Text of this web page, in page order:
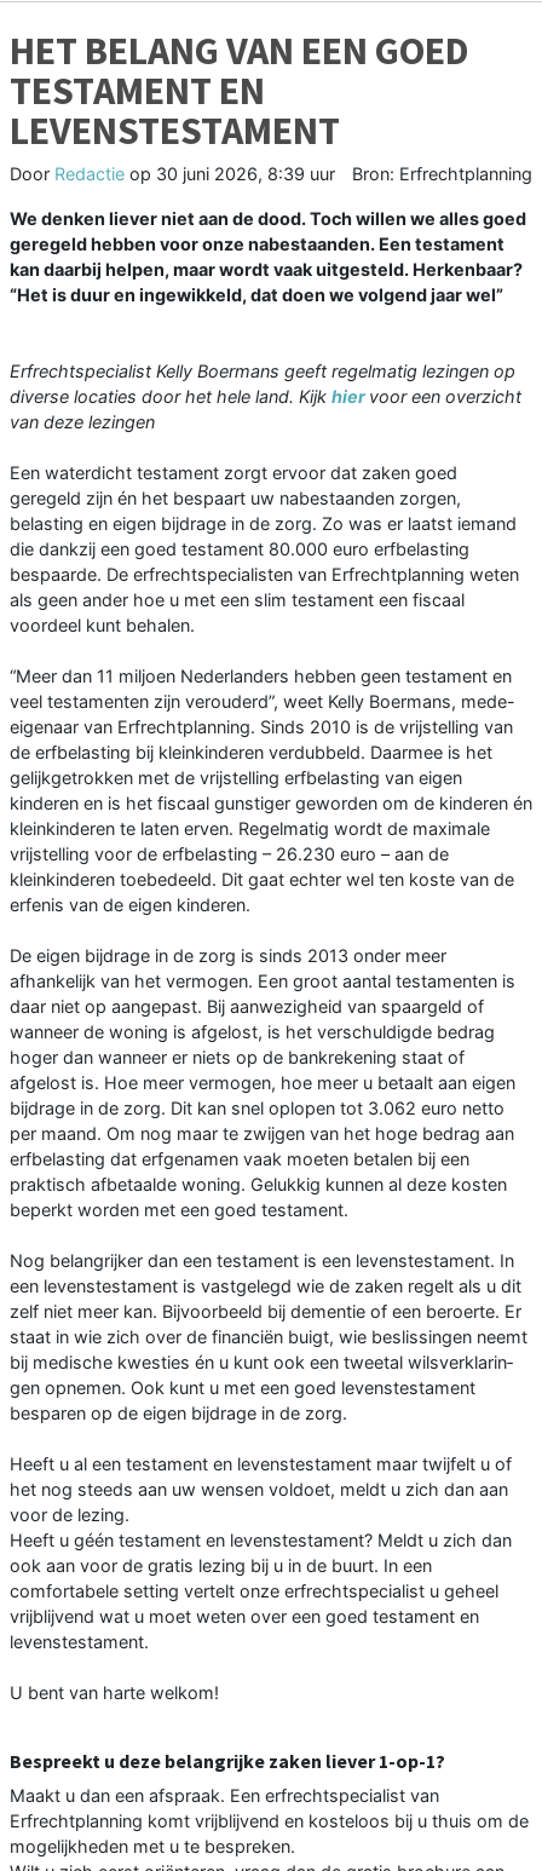
HET BELANG VAN EEN GOED
TESTAMENT EN
LEVENSTESTAMENT
Door Redactie op 30 juni 2026, 8:39 uur Bron: Erfrechtplanning
We denken liever niet aan de dood. Toch willen we alles goed
geregeld hebben voor onze nabestaanden. Een testament
kan daarbij helpen, maar wordt vaak uitgesteld. Herkenbaar?
“Het is duur en ingewikkeld, dat doen we volgend jaar wel”
Erfrechtspecialist Kelly Boermans geeft regelmatig lezingen op
diverse locaties door het hele land. Kijk hier voor een overzicht
van deze lezingen
Een waterdicht testament zorgt ervoor dat zaken goed
geregeld zijn én het bespaart uw nabestaanden zorgen,
belasting en ei­gen bijdrage in de zorg. Zo was er laatst iemand
die dankzij een goed testament 80.000 euro erfbelasting
bespaarde. De erf­rechtspecialisten van Erfrechtplanning we­ten
als geen ander hoe u met een slim tes­tament een fiscaal
voordeel kunt behalen.
“Meer dan 11 miljoen Nederlanders heb­ben geen testament en
veel testamenten zijn verouderd”, weet Kelly Boermans, me­de-
eigenaar van Erfrechtplanning. Sinds 2010 is de vrijstelling van
de erfbelasting bij kleinkinderen verdubbeld. Daarmee is het
gelijkgetrokken met de vrijstelling erfbelasting van eigen
kinderen en is het fiscaal gunstiger geworden om de kinde­ren én
kleinkinderen te laten erven. Re­gelmatig wordt de maximale
vrijstelling voor de erfbelasting – 26.230 euro – aan de
kleinkinderen toebedeeld. Dit gaat echter wel ten koste van de
erfenis van de eigen kinderen.
De eigen bijdrage in de zorg is sinds 2013 onder meer
afhankelijk van het vermo­gen. Een groot aantal testamenten is
daar niet op aangepast. Bij aanwezigheid van spaargeld of
wanneer de woning is afge­lost, is het verschuldigde bedrag
hoger dan wanneer er niets op de bankrekening staat of
afgelost is. Hoe meer vermogen, hoe meer u betaalt aan eigen
bijdrage in de zorg. Dit kan snel oplopen tot 3.062 euro netto
per maand. Om nog maar te zwijgen van het hoge bedrag aan
erfbe­lasting dat erfgenamen vaak moeten be­talen bij een
praktisch afbetaalde woning. Gelukkig kunnen al deze kosten
beperkt worden met een goed testament.
Nog belangrijker dan een testament is een levenstestament. In
een levenstesta­ment is vastgelegd wie de zaken regelt als u dit
zelf niet meer kan. Bijvoorbeeld bij dementie of een beroerte. Er
staat in wie zich over de financiën buigt, wie be­slissingen neemt
bij medische kwesties én u kunt ook een tweetal wilsverklarin­
gen opnemen. Ook kunt u met een goed levenstestament
besparen op de eigen bijdrage in de zorg.
Heeft u al een testament en levenstestament maar twijfelt u of
het nog steeds aan uw wensen voldoet, meldt u zich dan aan
voor de lezing.
Heeft u géén testament en levenstesta­ment? Meldt u zich dan
ook aan voor de gratis lezing bij u in de buurt. In een
comfortabele setting vertelt onze erfrechtspecialist u geheel
vrijblij­vend wat u moet weten over een goed testament en
levenstestament.
U bent van harte welkom!
Bespreekt u deze belangrijke zaken liever 1-op-1?
Maakt u dan een afspraak. Een erf­rechtspecialist van
Erfrechtplanning komt vrijblijvend en kosteloos bij u thuis om de
mogelijkheden met u te bespreken.